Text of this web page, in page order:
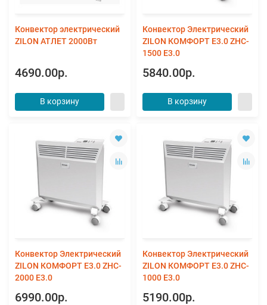
Конвектор электрический
ZILON АТЛЕТ 2000Вт
4690.00р.
В корзину
Конвектор Электрический
ZILON КОМФОРТ E3.0 ZHC-
1500 Е3.0
5840.00р.
В корзину
Конвектор Электрический
ZILON КОМФОРТ E3.0 ZHC-
2000 E3.0
6990.00р.
Конвектор Электрический
ZILON КОМФОРТ E3.0 ZHC-
1000 E3.0
5190.00р.